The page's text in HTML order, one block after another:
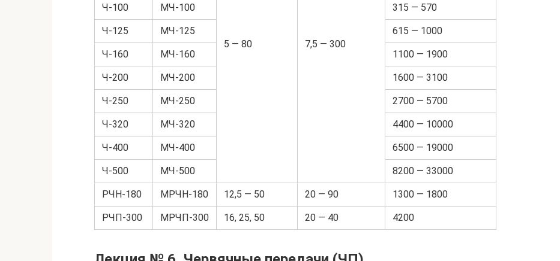
5 — 80 7,5 — 300
Ч-100 МЧ-100 315 — 570
Ч-125 МЧ-125 615 — 1000
Ч-160 МЧ-160 1100 — 1900
Ч-200 МЧ-200 1600 — 3100
Ч-250 МЧ-250 2700 — 5700
Ч-320 МЧ-320 4400 — 10000
Ч-400 МЧ-400 6500 — 19000
Ч-500 МЧ-500 8200 — 33000
РЧН-180 МРЧН-180 12,5 — 50 20 — 90 1300 — 1800
РЧП-300 МРЧП-300 16, 25, 50 20 — 40 4200